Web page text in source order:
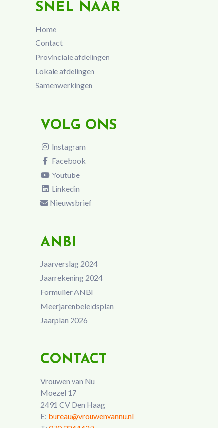
SNEL NAAR
Home
Contact
Provinciale afdelingen
Lokale afdelingen
Samenwerkingen
VOLG ONS
Instagram
Facebook
Youtube
Linkedin
Nieuwsbrief
ANBI
Jaarverslag 2024
Jaarrekening 2024
Formulier ANBI
Meerjarenbeleidsplan
Jaarplan 2026
CONTACT
Vrouwen van Nu
Moezel 17
2491 CV Den Haag
E: bureau@vrouwenvannu.nl